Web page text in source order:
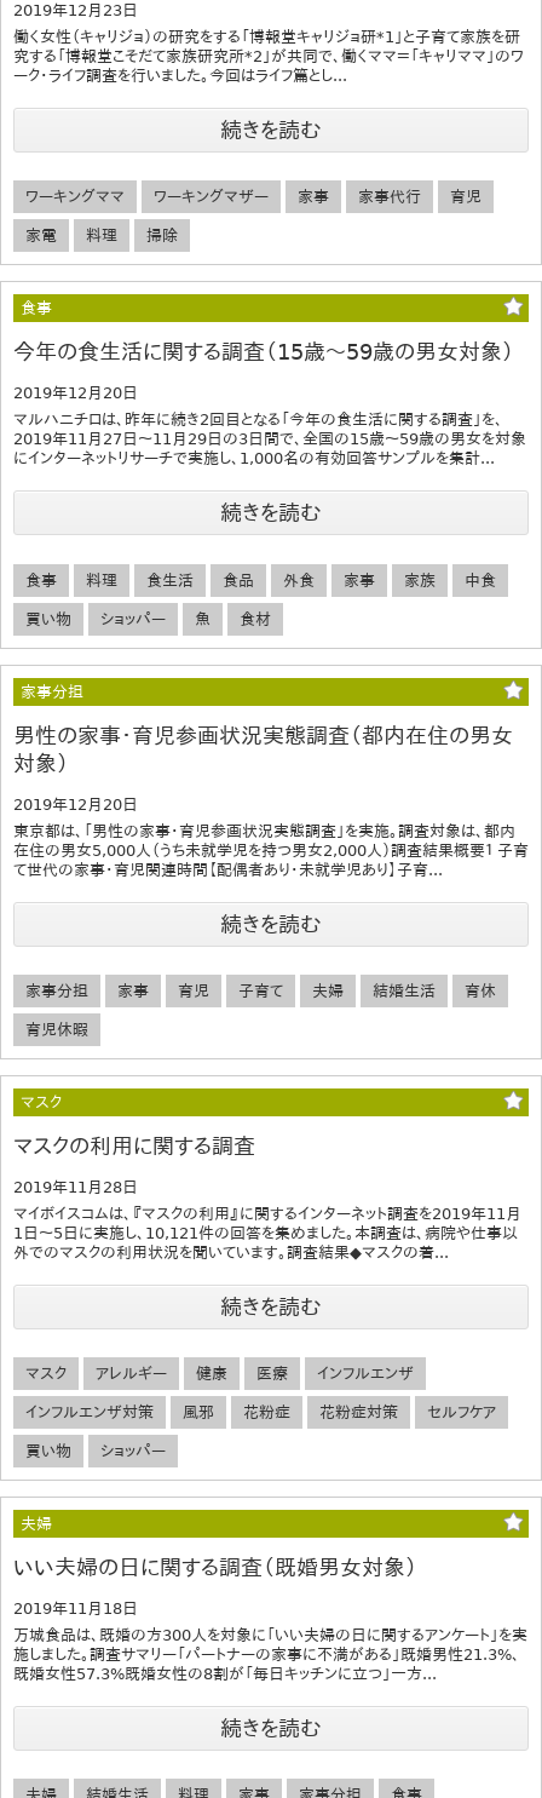
2019年12月23日
働く女性（キャリジョ）の研究をする「博報堂キャリジョ研*1」と子育て家族を研
究する「博報堂こそだて家族研究所*2」が共同で、働くママ＝「キャリママ」のワ
ーク・ライフ調査を行いました。今回はライフ篇とし...
続きを読む
ワーキングママ ワーキングマザー 家事 家事代行 育児
家電 料理 掃除
食事
今年の食生活に関する調査（15歳～59歳の男女対象）
2019年12月20日
マルハニチロは、昨年に続き2回目となる「今年の食生活に関する調査」を、
2019年11月27日～11月29日の3日間で、全国の15歳～59歳の男女を対象
にインターネットリサーチで実施し、1,000名の有効回答サンプルを集計...
続きを読む
食事 料理 食生活 食品 外食 家事 家族 中食
買い物 ショッパー 魚 食材
家事分担
男性の家事・育児参画状況実態調査（都内在住の男女
対象）
2019年12月20日
東京都は、「男性の家事・育児参画状況実態調査」を実施。調査対象は、都内
在住の男女5,000人（うち未就学児を持つ男女2,000人）調査結果概要１ 子育
て世代の家事・育児関連時間【配偶者あり・未就学児あり】子育...
続きを読む
家事分担 家事 育児 子育て 夫婦 結婚生活 育休
育児休暇
マスク
マスクの利用に関する調査
2019年11月28日
マイボイスコムは、『マスクの利用』に関するインターネット調査を2019年11月
1日～5日に実施し、10,121件の回答を集めました。本調査は、病院や仕事以
外でのマスクの利用状況を聞いています。調査結果◆マスクの着...
続きを読む
マスク アレルギー 健康 医療 インフルエンザ
インフルエンザ対策 風邪 花粉症 花粉症対策 セルフケア
買い物 ショッパー
夫婦
いい夫婦の日に関する調査（既婚男女対象）
2019年11月18日
万城食品は、既婚の方300人を対象に「いい夫婦の日に関するアンケート」を実
施しました。調査サマリー「パートナーの家事に不満がある」既婚男性21.3%、
既婚女性57.3%既婚女性の8割が「毎日キッチンに立つ」一方...
続きを読む